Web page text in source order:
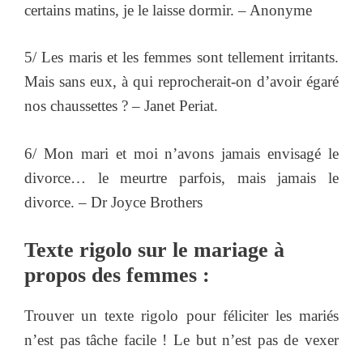
certains matins, je le laisse dormir. – Anonyme
5/ Les maris et les femmes sont tellement irritants.
Mais sans eux, à qui reprocherait-on d’avoir égaré
nos chaussettes ? – Janet Periat.
6/ Mon mari et moi n’avons jamais envisagé le
divorce… le meurtre parfois, mais jamais le
divorce. – Dr Joyce Brothers
Texte rigolo sur le mariage à
propos des femmes :
Trouver un texte rigolo pour féliciter les mariés
n’est pas tâche facile ! Le but n’est pas de vexer